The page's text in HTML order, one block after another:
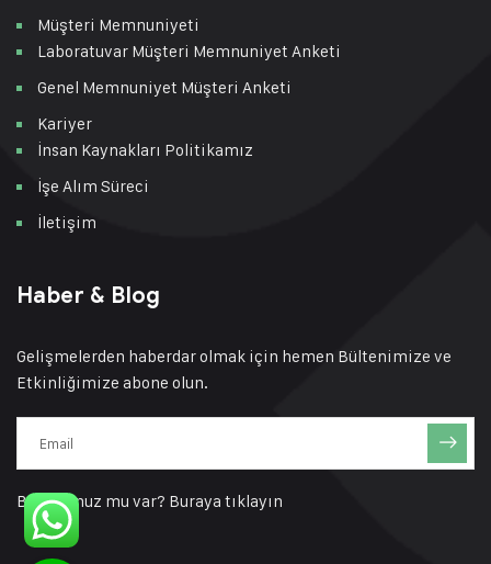
Müşteri Memnuniyeti
Laboratuvar Müşteri Memnuniyet Anketi
Genel Memnuniyet Müşteri Anketi
Kariyer
İnsan Kaynakları Politikamız
İşe Alım Süreci
İletişim
Haber & Blog
Gelişmelerden haberdar olmak için hemen Bültenimize ve
Etkinliğimize abone olun.
Bir sorunuz mu var? Buraya tıklayın